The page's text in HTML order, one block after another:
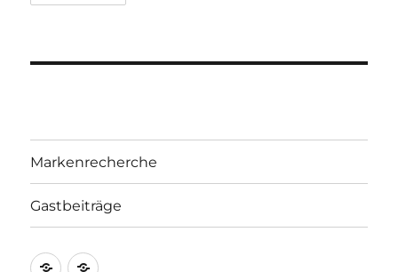
Markenrecherche
Gastbeiträge
Markenrecherche
Gastbeiträge